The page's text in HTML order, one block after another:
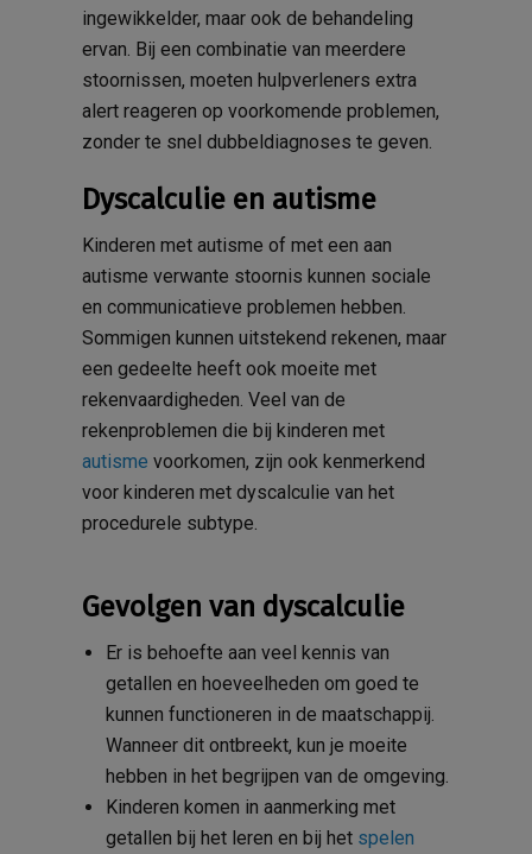
ingewikkelder, maar ook de behandeling
ervan. Bij een combinatie van meerdere
stoornissen, moeten hulpverleners extra
alert reageren op voorkomende problemen,
zonder te snel dubbeldiagnoses te geven.
Dyscalculie en autisme
Kinderen met autisme of met een aan
autisme verwante stoornis kunnen sociale
en communicatieve problemen hebben.
Sommigen kunnen uitstekend rekenen, maar
een gedeelte heeft ook moeite met
rekenvaardigheden. Veel van de
rekenproblemen die bij kinderen met
autisme voorkomen, zijn ook kenmerkend
voor kinderen met dyscalculie van het
procedurele subtype.
Gevolgen van dyscalculie
Er is behoefte aan veel kennis van
getallen en hoeveelheden om goed te
kunnen functioneren in de maatschappij.
Wanneer dit ontbreekt, kun je moeite
hebben in het begrijpen van de omgeving.
Kinderen komen in aanmerking met
getallen bij het leren en bij het spelen